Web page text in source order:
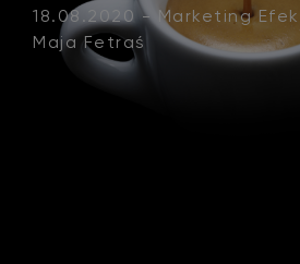
18.08.2020 - Marketing
Maja Fetraś